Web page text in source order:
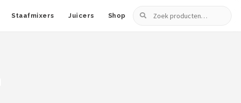
Staafmixers Juicers Shop
Zoeken